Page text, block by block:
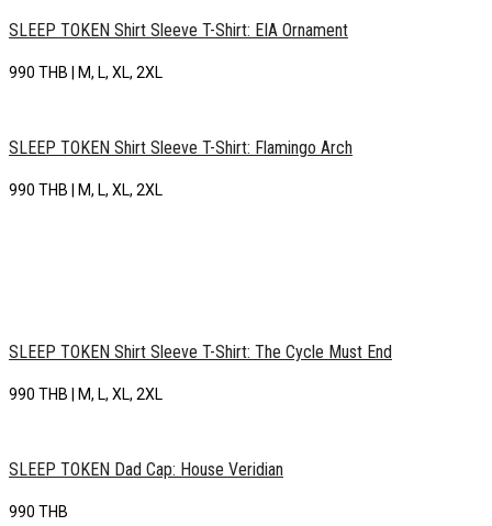
SLEEP TOKEN Shirt Sleeve T-Shirt: EIA Ornament
990 THB | M, L, XL, 2XL
SLEEP TOKEN Shirt Sleeve T-Shirt: Flamingo Arch
990 THB | M, L, XL, 2XL
SLEEP TOKEN Shirt Sleeve T-Shirt: The Cycle Must End
990 THB | M, L, XL, 2XL
SLEEP TOKEN Dad Cap: House Veridian
990 THB